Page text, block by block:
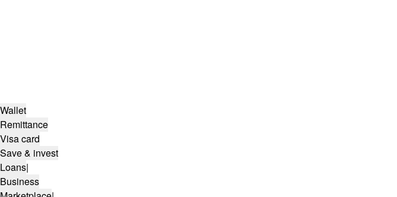
Wallet
Remittance
Visa card
Save & invest
Loans|
Business